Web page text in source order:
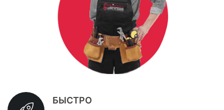
БЫСТРО